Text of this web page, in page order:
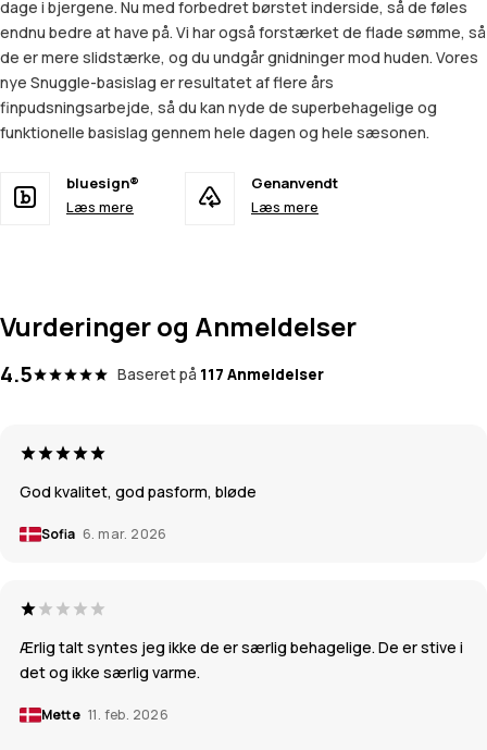
dage i bjergene. Nu med forbedret børstet inderside, så de føles
endnu bedre at have på. Vi har også forstærket de flade sømme, så
de er mere slidstærke, og du undgår gnidninger mod huden. Vores
nye Snuggle-basislag er resultatet af flere års
finpudsningsarbejde, så du kan nyde de superbehagelige og
funktionelle basislag gennem hele dagen og hele sæsonen.
bluesign®
Læs mere
Genanvendt
Læs mere
Vurderinger og Anmeldelser
4.5 Baseret på 117 Anmeldelser
God kvalitet, god pasform, bløde
Sofia 6. mar. 2026
Ærlig talt syntes jeg ikke de er særlig behagelige. De er stive i
det og ikke særlig varme.
Mette 11. feb. 2026